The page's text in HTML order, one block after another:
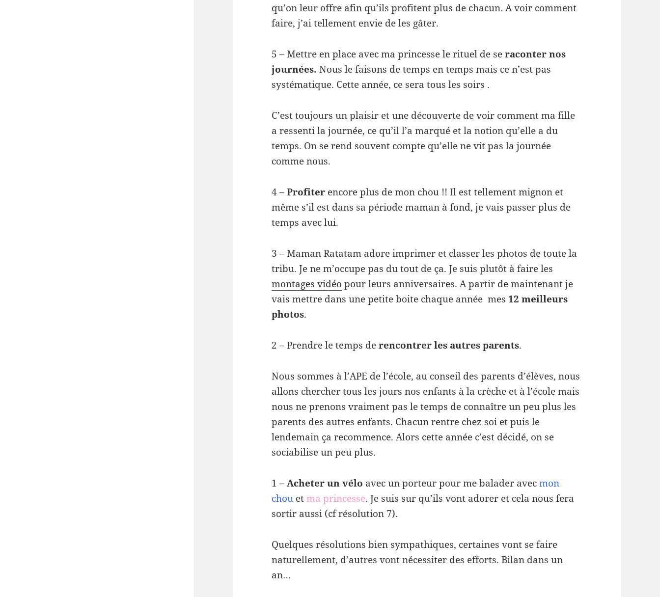
qu’on leur offre afin qu’ils profitent plus de chacun. A voir comment
faire, j’ai tellement envie de les gâter.
5 – Mettre en place avec ma princesse le rituel de seraconter nos
journées.Nous le faisons de temps en temps mais ce n’est pas
systématique. Cette année, ce sera tous les soirs .
C’est toujours un plaisir et une découverte de voir comment ma fille
a ressenti la journée, ce qu’il l’a marqué et la notion qu’elle a du
temps. On se rend souvent compte qu’elle ne vit pas la journée
comme nous.
4 –Profiter encore plus de mon chou !! Il est tellement mignon et
même s’il est dans sa période maman à fond, je vais passer plus de
temps avec lui.
3 – Maman Ratatam adore imprimer et classer les photos de toute la
tribu. Je ne m’occupe pas du tout de ça. Je suis plutôt à faire les
montages vidéo pour leurs anniversaires. A partir de maintenant je
vais mettre dans une petite boite chaque année mes 12 meilleurs
photos.
2 – Prendre le temps derencontrer les autres parents.
Nous sommes à l’APE de l’école, au conseil des parents d’élèves, nous
allons chercher tous les jours nos enfants à la crèche et à l’école mais
nous ne prenons vraiment pas le temps de connaître un peu plus les
parents des autres enfants. Chacun rentre chez soi et puis le
lendemain ça recommence. Alors cette année c’est décidé, on se
sociabilise un peu plus.
1 –Acheter un vélo avec un porteur pour me balader avecmon
chou etma princesse. Je suis sur qu’ils vont adorer et cela nous fera
sortir aussi (cf résolution 7).
Quelques résolutions bien sympathiques, certaines vont se faire
naturellement, d’autres vont nécessiter des efforts. Bilan dans un
an…